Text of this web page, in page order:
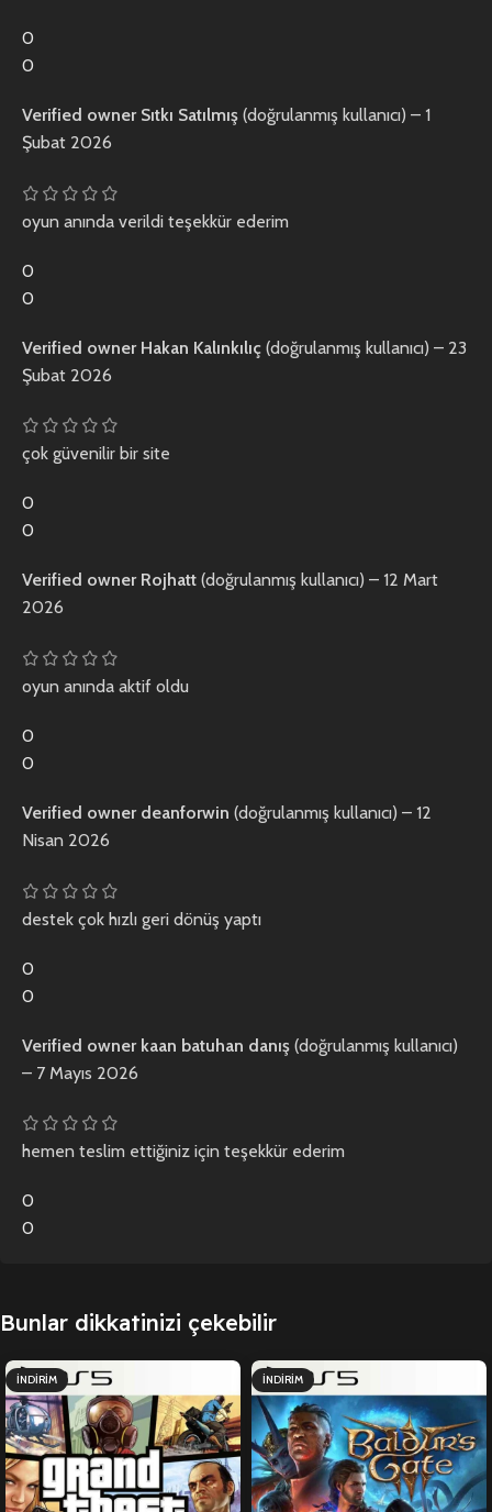
0
0
Verified owner Sıtkı Satılmış (doğrulanmış kullanıcı) – 1
Şubat 2026
oyun anında verildi teşekkür ederim
0
0
Verified owner Hakan Kalınkılıç (doğrulanmış kullanıcı) – 23
Şubat 2026
çok güvenilir bir site
0
0
Verified owner Rojhatt (doğrulanmış kullanıcı) – 12 Mart
2026
oyun anında aktif oldu
0
0
Verified owner deanforwin (doğrulanmış kullanıcı) – 12
Nisan 2026
destek çok hızlı geri dönüş yaptı
0
0
Verified owner kaan batuhan danış (doğrulanmış kullanıcı)
– 7 Mayıs 2026
hemen teslim ettiğiniz için teşekkür ederim
0
0
Bunlar dikkatinizi çekebilir
İNDIRIM İNDIRIM